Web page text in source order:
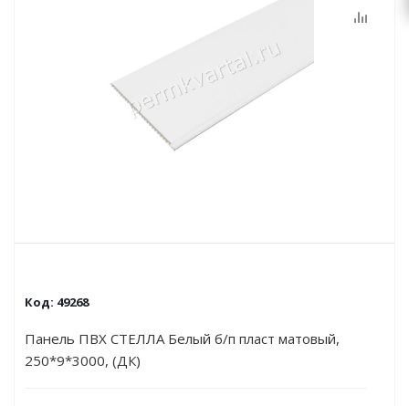
Код: 49268
Панель ПВХ СТЕЛЛА Белый б/п пласт матовый,
250*9*3000, (ДК)